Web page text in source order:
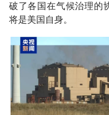
破了各国在气候治理的
将是美国自身。